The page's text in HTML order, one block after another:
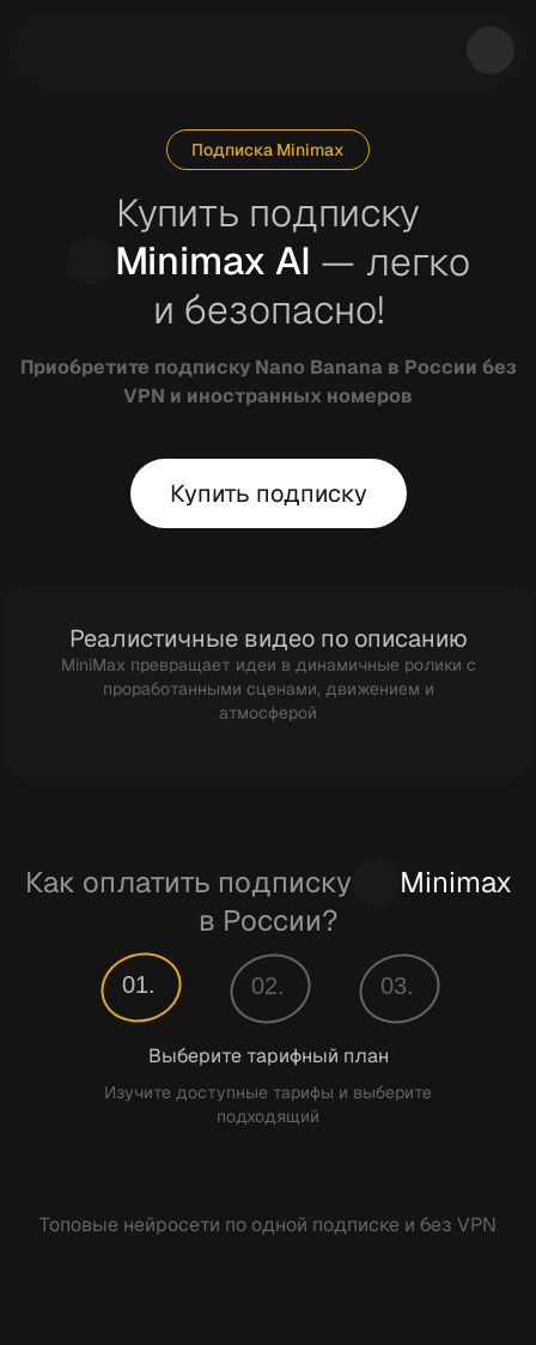
Как оплатить
Условия
Попробовать
Подписка Minimax
Купить подписку
Minimax AI — легко
и безопасно!
Приобретите подписку Nano Banana в России без
VPN и иностранных номеров
Купить подписку
Реалистичные видео по описанию
MiniMax превращает идеи в динамичные ролики с
проработанными сценами, движением и
атмосферой
Как оплатить подписку
Minimax
в России?
01. 02. 03.
Выберите тарифный план
Изучите доступные тарифы и выберите
подходящий
Топовые нейросети по одной подписке и без VPN